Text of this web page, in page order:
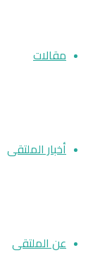
مقالات
أخبار الملتقى
عن الملتقى